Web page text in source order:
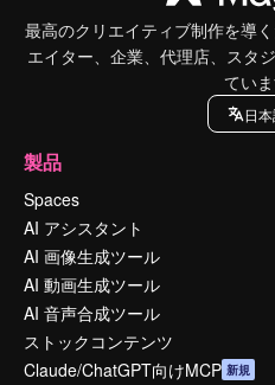
最高のクリエイティブ制作を導
エイター、企業、代理店、スタ
ていま
日
製品
Spaces
AI アシスタント
AI 画像生成ツール
AI 動画生成ツール
AI 音声合成ツール
ストックコンテンツ
Claude/ChatGPT向けMCP 新規